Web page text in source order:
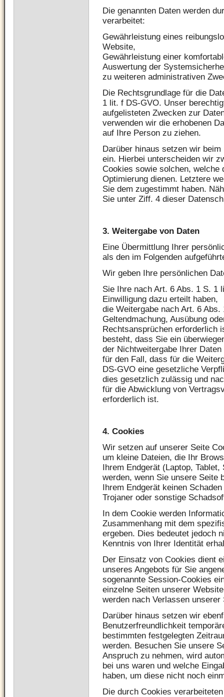
Die genannten Daten werden
verarbeitet:
Gewährleistung eines
Website,
Gewährleistung einer
Auswertung der
zu weiteren administrativen
Die Rechtsgrundlage für die
1 lit. f DS-GVO. Unser
aufgelisteten Zwecken zur
verwenden wir die erhobenen
auf Ihre Person zu ziehen.
Darüber hinaus setzen wir
ein. Hierbei unterscheiden wir
Cookies sowie solchen,
Optimierung dienen. Letztere
Sie dem zugestimmt haben.
Sie unter Ziff. 4 dieser
3. Weitergabe von Daten
Eine Übermittlung Ihrer
als den im Folgenden
Wir geben Ihre persönlichen
Sie Ihre nach Art. 6 Abs. 1 S. 1
Einwilligung dazu erteilt haben,
die Weitergabe nach Art. 6
Geltendmachung, Ausübung
Rechtsansprüchen erforderlich
besteht, dass Sie ein
der Nichtweitergabe Ihrer Daten
für den Fall, dass für die
DS-GVO eine gesetzliche
dies gesetzlich zulässig und
für die Abwicklung von
erforderlich ist.
4. Cookies
Wir setzen auf unserer Seite
um kleine Dateien, die Ihr
Ihrem Endgerät (Laptop,
werden, wenn Sie unsere Seite
Ihrem Endgerät keinen
Trojaner oder sonstige
In dem Cookie werden
Zusammenhang mit dem
ergeben. Dies bedeutet jedoch
Kenntnis von Ihrer Identität
Der Einsatz von Cookies dient
unseres Angebots für Sie
sogenannte Session-Cookies
einzelne Seiten unserer
werden nach Verlassen
Darüber hinaus setzen wir
Benutzerfreundlichkeit
bestimmten festgelegten
werden. Besuchen Sie unsere
Anspruch zu nehmen, wird
bei uns waren und welche
haben, um diese nicht noch
Die durch Cookies